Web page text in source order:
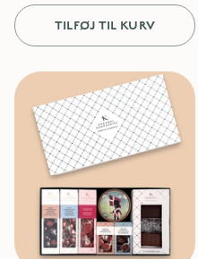
TILFØJ TIL KURV